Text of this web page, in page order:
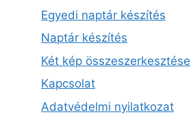
Egyedi naptár készítés
Naptár készítés
Két kép összeszerkesztése
Kapcsolat
Adatvédelmi nyilatkozat